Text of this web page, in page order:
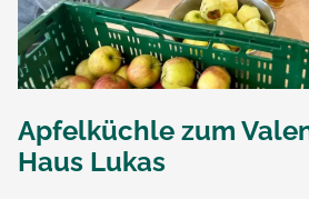
Apfelküchle zum
Haus Lukas